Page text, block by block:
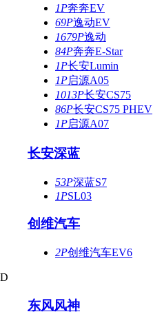
1P奔奔EV
69P逸动EV
1679P逸动
84P奔奔E-Star
1P长安Lumin
1P启源A05
1013P长安CS75
86P长安CS75 PHEV
1P启源A07
长安深蓝
53P深蓝S7
1PSL03
创维汽车
2P创维汽车EV6
D
东风风神